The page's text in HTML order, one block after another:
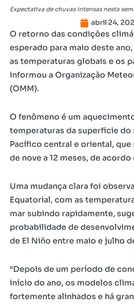
Expectativa de chuvas intensas nesta
abril 24,
O retorno das condições
esperado para maio deste
as temperaturas globais e os
informou a Organização
(OMM).
O fenômeno é um
temperaturas da superfície do
Pacífico central e oriental,
de nove a 12 meses, de acordo
Uma mudança clara foi
Equatorial, com as
mar subindo rapidamente,
probabilidade de
de El Niño entre maio e julho
“Depois de um período de
início do ano, os modelos
fortemente alinhados e há